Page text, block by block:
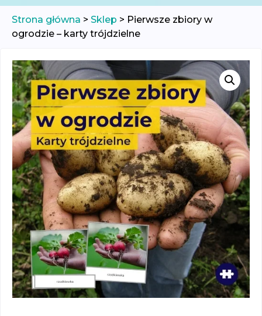
Strona główna > Sklep > Pierwsze zbiory w
ogrodzie – karty trójdzielne